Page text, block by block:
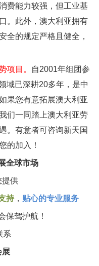
消费能力较强，但工业基
。此外，澳大利亚拥有
全的规定严格且健全，
项目。
自2001年组团参
域已深耕20多年，是中
果您有意拓展澳大利亚
们一同踏上澳大利亚劳
。有意者可咨询新天国
的加入！
全球市场
提供
持， 贴心的专业服务
保驾护航！
系
展